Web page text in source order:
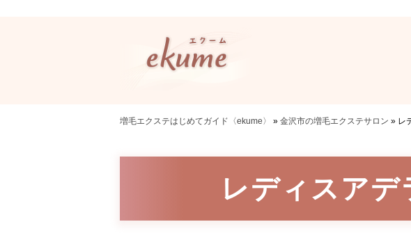
増毛エクステはじめてガイド〈ekume〉 » 金沢市の増毛エクステサロン » レ
レディスアデ